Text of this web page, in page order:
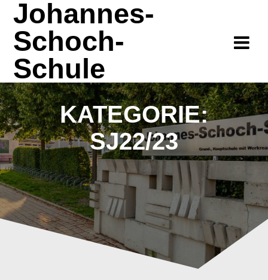
Zum
Inhalt
Johannes-
Schoch-
Schule
KATEGORIE:
SJ22/23